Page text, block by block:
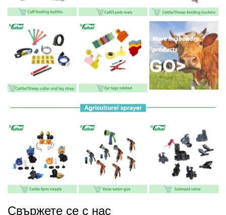
Свържете се с нас